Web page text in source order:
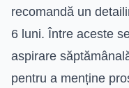
recomandă un
6 luni. Între aceste
aspirare
pentru a menține